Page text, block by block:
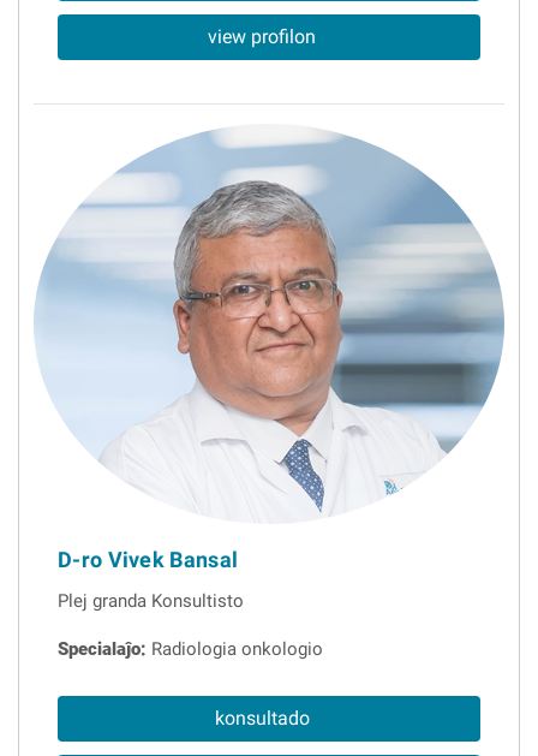
view profilon
D-ro Vivek Bansal
Plej granda Konsultisto
Specialaĵo: Radiologia onkologio
konsultado